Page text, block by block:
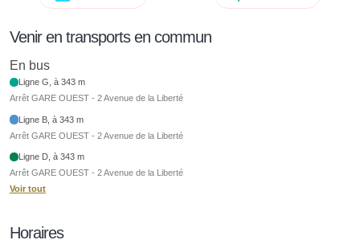
Venir en transports en commun
En bus
Ligne G, à 343 m
Arrêt GARE OUEST - 2 Avenue de la Liberté
Ligne B, à 343 m
Arrêt GARE OUEST - 2 Avenue de la Liberté
Ligne D, à 343 m
Arrêt GARE OUEST - 2 Avenue de la Liberté
Voir tout
Horaires